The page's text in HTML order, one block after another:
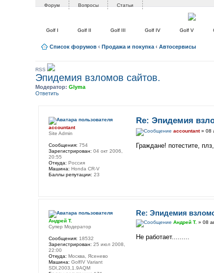
Форум Вопросы Статьи
Golf I Golf II Golf III Golf IV Golf V
Список форумов ‹ Продажа и покупка ‹ Автосервисы
RSS
Эпидемия взломов сайтов.
Модератор: Glyma
Ответить
Re: Эпидемия
accountant» 08
Граждане! потестите,
accountant
Site Admin
Сообщения: 754
Зарегистрирован: 04 окт 2006,
20:55
Откуда: Россия
Машина: Honda CR-V
Баллы репутации: 23
Re: Эпидемия
Андрей Т.» 08
Не работает.........
Андрей Т.
Супер Модератор
Сообщения: 18532
Зарегистрирован: 25 июл 2008,
22:00
Откуда: Москва, Ясенево
Машина: GolfIV Variant
SDI,2003,1.9AQM